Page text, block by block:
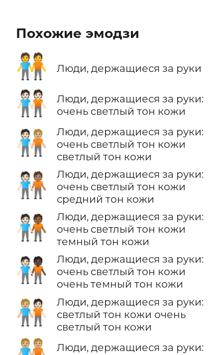
Похожие эмодзи
🧑‍🤝‍🧑 Люди, держащиеся за руки
🧑🏻‍🤝‍🧑🏻
Люди, держащиеся за руки:
очень светлый тон кожи
🧑🏻‍🤝‍🧑🏼
Люди, держащиеся за руки:
очень светлый тон кожи
светлый тон кожи
🧑🏻‍🤝‍🧑🏽
Люди, держащиеся за руки:
очень светлый тон кожи
средний тон кожи
🧑🏻‍🤝‍🧑🏾
Люди, держащиеся за руки:
очень светлый тон кожи
темный тон кожи
🧑🏻‍🤝‍🧑🏿
Люди, держащиеся за руки:
очень светлый тон кожи
очень темный тон кожи
🧑🏼‍🤝‍🧑🏻
Люди, держащиеся за руки:
светлый тон кожи очень
светлый тон кожи
Люди, держащиеся за руки: